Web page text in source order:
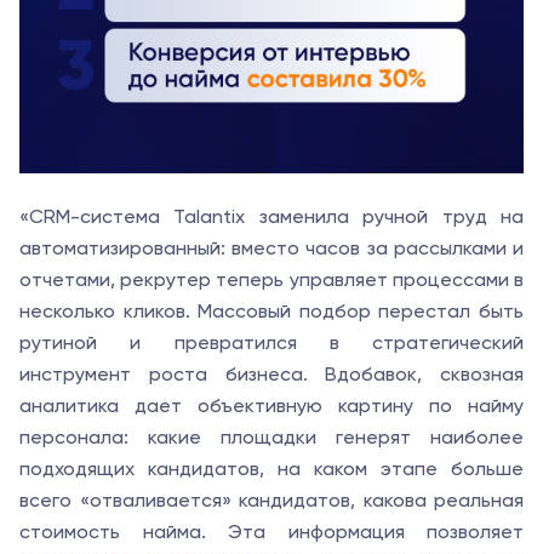
«CRM-система Talantix заменила ручной труд на
автоматизированный: вместо часов за рассылками и
отчетами, рекрутер теперь управляет процессами в
несколько кликов. Массовый подбор перестал быть
рутиной и превратился в стратегический
инструмент роста бизнеса. Вдобавок, сквозная
аналитика дает объективную картину по найму
персонала: какие площадки генерят наиболее
подходящих кандидатов, на каком этапе больше
всего «отваливается» кандидатов, какова реальная
стоимость найма. Эта информация позволяет